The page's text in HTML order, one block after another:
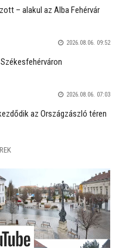
– alakul az Alba Fehérvár
2026.08.06. 09:52
2026.08.06. 07:03
az Országzászló téren